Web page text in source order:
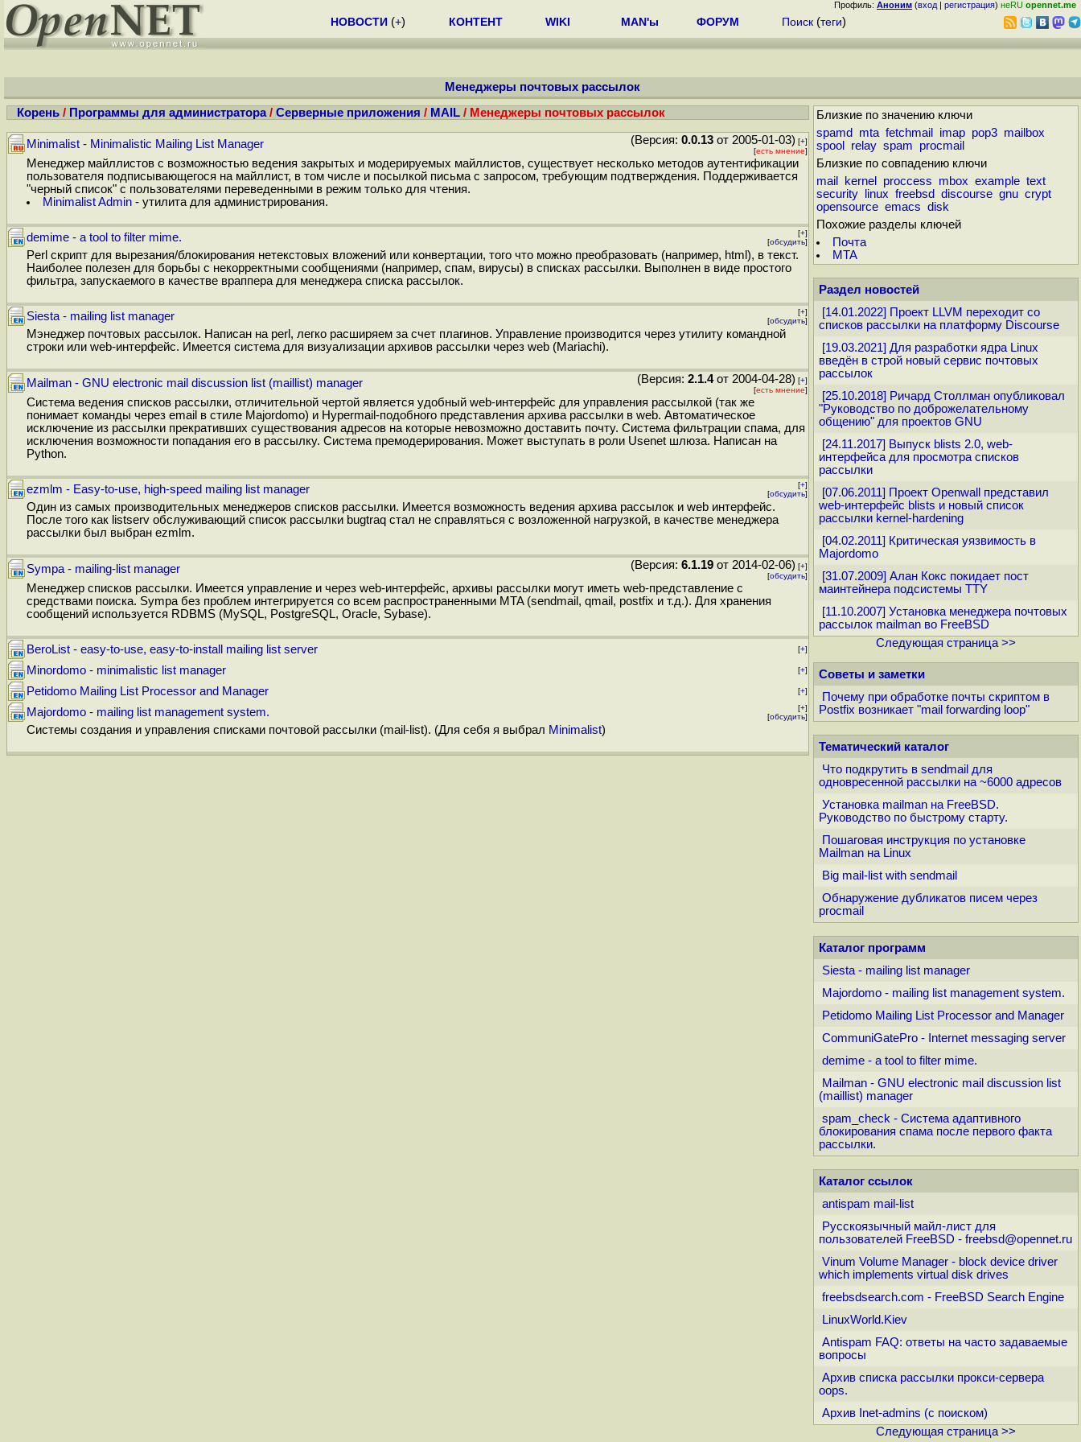
Профиль: Аноним (вход | регистрация) неRU opennet.me
НОВОСТИ (+) КОНТЕНТ WIKI MAN'ы ФОРУМ Поиск (теги)
Менеджеры почтовых рассылок
Корень / Программы для администратора/ Серверные приложения / MAIL / Менеджеры почтовых рассылок
Minimalist - Minimalistic Mailing List Manager (Версия: 0.0.13 от 2005-01-03) [+]
[есть мнение]
Менеджер майллистов c возможностью ведения закрытых и модерируемых майллистов, существует несколько методов аутентификации
пользователя подписывающегося на майллист, в том числе и посылкой письма с запросом, требующим подтверждения. Поддерживается
"черный список" с пользователями переведенными в режим только для чтения.
Minimalist Admin- утилита для администрирования.
demime - a tool to filter mime. [+]
[обсудить]
Perl скрипт для вырезания/блокирования нетекстовых вложений или конвертации, того что можно преобразовать (например, html), в текст.
Наиболее полезен для борьбы с некорректными сообщениями (например, спам, вирусы) в списках рассылки. Выполнен в виде простого
фильтра, запускаемого в качестве враппера для менеджера списка рассылок.
Siesta - mailing list manager [+]
[обсудить]
Мэнеджер почтовых рассылок. Написан на perl, легко расширяем за счет плагинов. Управление производится через утилиту командной
строки или web-интерфейс. Имеется система для визуализации архивов рассылки через web (Mariachi).
Mailman - GNU electronic mail discussion list (maillist) manager (Версия: 2.1.4от 2004-04-28) [+]
[есть мнение]
Система ведения списков рассылки, отличительной чертой является удобный web-интерфейс для управления рассылкой (так же
понимает команды через email в стиле Majordomo) и Hypermail-подобного представления архива рассылки в web. Автоматическое
исключение из рассылки прекративших существования адресов на которые невозможно доставить почту. Система фильтрации спама, для
исключения возможности попадания его в рассылку. Система премодерирования. Может выступать в роли Usenet шлюза. Написан на
Python.
ezmlm - Easy-to-use, high-speed mailing list manager [+]
[обсудить]
Один из самых производительных менеджеров списков рассылки. Имеется возможность ведения архива рассылок и web интерфейс.
После того как listserv обслуживающий список рассылки bugtraq стал не справляться с возложенной нагрузкой, в качестве менеджера
рассылки был выбран ezmlm.
Sympa - mailing-list manager (Версия: 6.1.19 от 2014-02-06) [+]
[обсудить]
Менеджер списков рассылки. Имеется управление и через web-интерфейс, архивы рассылки могут иметь web-представление с
средствами поиска. Sympa без проблем интегрируется со всем распространенными MTA (sendmail, qmail, postfix и т.д.). Для хранения
сообщений используется RDBMS (MySQL, PostgreSQL, Oracle, Sybase).
BeroList - easy-to-use, easy-to-install mailing list server [+]
Minordomo - minimalistic list manager [+]
Petidomo Mailing List Processor and Manager [+]
Majordomo - mailing list management system. [+]
[обсудить]
Системы создания и управления списками почтовой рассылки (mail-list). (Для себя я выбрал Minimalist)
Близкие по значению ключи
spamd
mta fetchmail imap pop3 mailbox
spool
relay spam
procmail
Близкие по совпадению ключи
mail
kernel proccess mbox example text
security
linux freebsd discourse gnu crypt
opensource emacs disk
Похожие разделы ключей
Почта
MTA
Раздел новостей
[14.01.2022] Проект LLVM переходит со
списков рассылки на платформу Discourse
[19.03.2021] Для разработки ядра Linux
введён в строй новый сервис почтовых
рассылок
[25.10.2018] Ричард Столлман опубликовал
"Руководство по доброжелательному
общению" для проектов GNU
[24.11.2017] Выпуск blists 2.0, web-
интерфейса для просмотра списков
рассылки
[07.06.2011] Проект Openwall представил
web-интерфейс blists и новый список
рассылки kernel-hardening
[04.02.2011] Критическая уязвимость в
Majordomo
[31.07.2009] Алан Кокс покидает пост
маинтейнера подсистемы TTY
[11.10.2007] Установка менеджера почтовых
рассылок mailman во FreeBSD
Следующая страница >>
Советы и заметки
Почему при обработке почты скриптом в
Postfix возникает "mail forwarding loop"
Тематический каталог
Что подкрутить в sendmail для
одновpесенной pассылки на ~6000 адресов
Установка mailman на FreeBSD.
Руководство по быстрому старту.
Пошаговая инструкция по установке
Mailman на Linux
Big mail-list with sendmail
Обнаружение дубликатов писем через
procmail
Каталог программ
Siesta - mailing list manager
Majordomo - mailing list management system.
Petidomo Mailing List Processor and Manager
CommuniGatePro - Internet messaging server
demime - a tool to filter mime.
Mailman - GNU electronic mail discussion list
(maillist) manager
spam_check - Система адаптивного
блокирования спама после первого факта
рассылки.
Каталог ссылок
antispam mail-list
Русскоязычный майл-лист для
пользователей FreeBSD - freebsd@opennet.ru
Vinum Volume Manager - block device driver
which implements virtual disk drives
freebsdsearch.com - FreeBSD Search Engine
LinuxWorld.Kiev
Antispam FAQ: ответы на часто задаваемые
вопросы
Архив списка рассылки прокси-сервера
oops.
Архив Inet-admins (с поиском)
Следующая страница >>